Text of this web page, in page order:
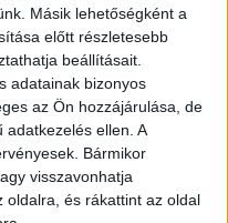
Másik lehetőségként a
előtt részletesebb
beállításait.
adatainak bizonyos
az Ön hozzájárulása, de
adatkezelés ellen. A
Bármikor
visszavonhatja
oldalra, és rákattint az oldal
szerzett diplomát.
nagyon szeret
riportere, az elmúlt
témákkal
Eszter a Nyíregyházi
alapszakon, majd